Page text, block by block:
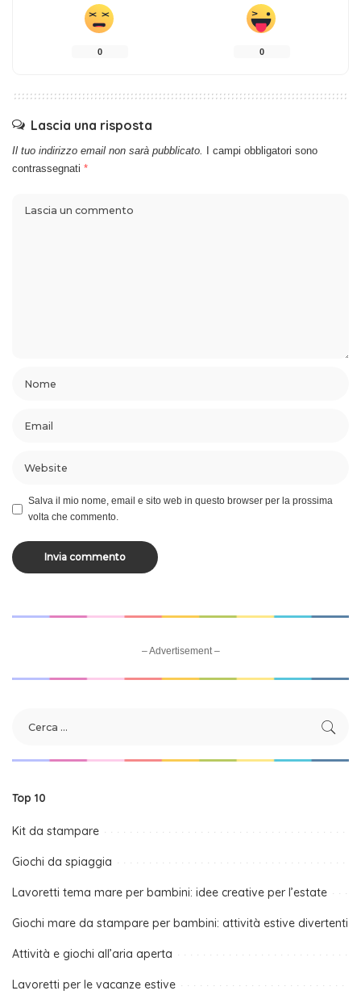
0 0
Lascia una risposta
Il tuo indirizzo email non sarà pubblicato.
I campi obbligatori sono
contrassegnati *
Salva il mio nome, email e sito web in questo browser per la prossima
volta che commento.
– Advertisement –
Top 10
Kit da stampare
Giochi da spiaggia
Lavoretti tema mare per bambini: idee creative per l’estate
Giochi mare da stampare per bambini: attività estive divertenti
Attività e giochi all’aria aperta
Lavoretti per le vacanze estive